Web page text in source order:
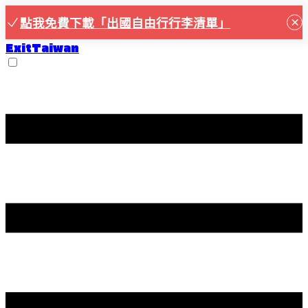
點我免費下載「出國自由行行李清單」 ×
ExitTaiwan